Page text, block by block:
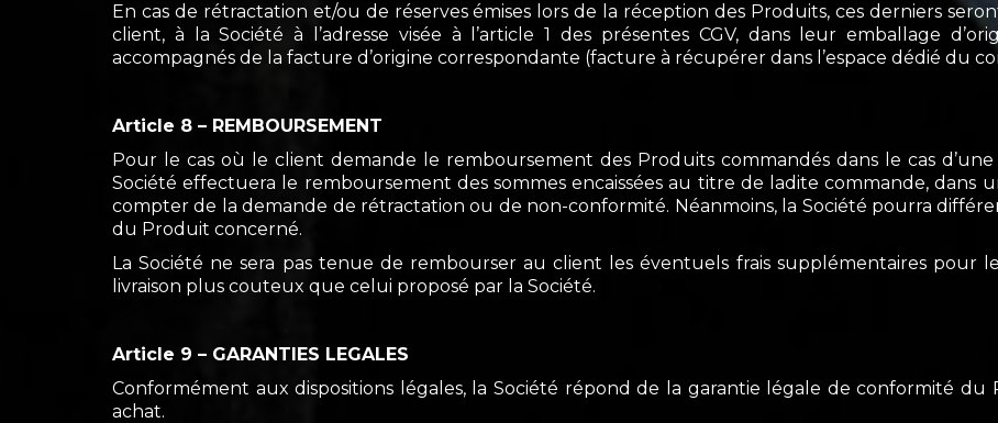
En cas de rétractation et/ou de réserves émises lors de la réception des Produits, ces derniers
client, à la Société à l’adresse visée à l’article 1 des présentes CGV, dans leur emballage
accompagnés de la facture d’origine correspondante (facture à récupérer dans l’espace dédié du
Article 8 – REMBOURSEMENT
Pour le cas où le client demande le remboursement des Produits commandés dans le cas
Société effectuera le remboursement des sommes encaissées au titre de ladite commande, dans
compter de la demande de rétractation ou de non-conformité. Néanmoins, la Société pourra
du Produit concerné.
La Société ne sera pas tenue de rembourser au client les éventuels frais supplémentaires pour
livraison plus couteux que celui proposé par la Société.
Article 9 – GARANTIES LEGALES
Conformément aux dispositions légales, la Société répond de la garantie légale de conformité
achat.